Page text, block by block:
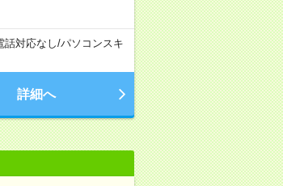
話対応なし/パソコンスキ
詳細へ